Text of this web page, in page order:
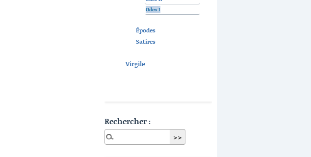
Odes I
Épodes
Satires
Virgile
Rechercher :